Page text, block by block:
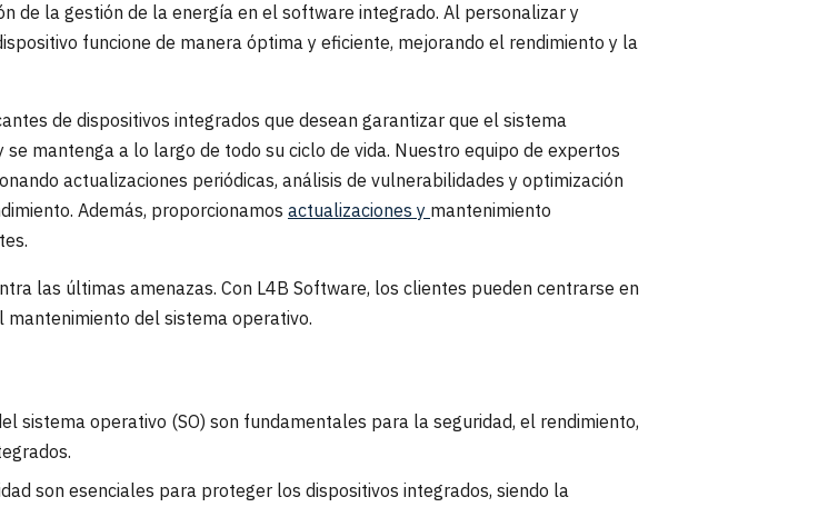
de la gestión de la energía en el software integrado. Al personalizar y
funcione de manera óptima y eficiente, mejorando el rendimiento y la
de dispositivos integrados que desean garantizar que el sistema
mantenga a lo largo de todo su ciclo de vida. Nuestro equipo de expertos
actualizaciones periódicas, análisis de vulnerabilidades y optimización
Además, proporcionamos actualizaciones y mantenimiento
las últimas amenazas. Con L4B Software, los clientes pueden centrarse en
del sistema operativo.
sistema operativo (SO) son fundamentales para la seguridad, el rendimiento,
son esenciales para proteger los dispositivos integrados, siendo la